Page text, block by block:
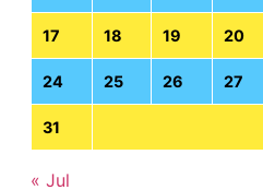
17 18 19 20
24 25 26 27
31
« Jul